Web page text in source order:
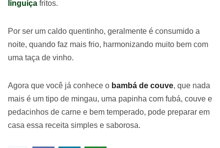
linguiça fritos.
Por ser um caldo quentinho, geralmente é consumido a
noite, quando faz mais frio, harmonizando muito bem com
uma taça de vinho.
Agora que você já conhece o bambá de couve, que nada
mais é um tipo de mingau, uma papinha com fubá, couve e
pedacinhos de carne e bem temperado, pode preparar em
casa essa receita simples e saborosa.